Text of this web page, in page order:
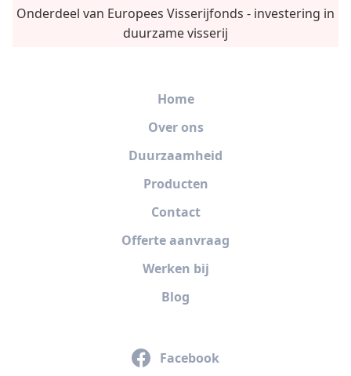
Onderdeel van Europees Visserijfonds - investering in
duurzame visserij
Home
Over ons
Duurzaamheid
Producten
Contact
Offerte aanvraag
Werken bij
Blog
Facebook